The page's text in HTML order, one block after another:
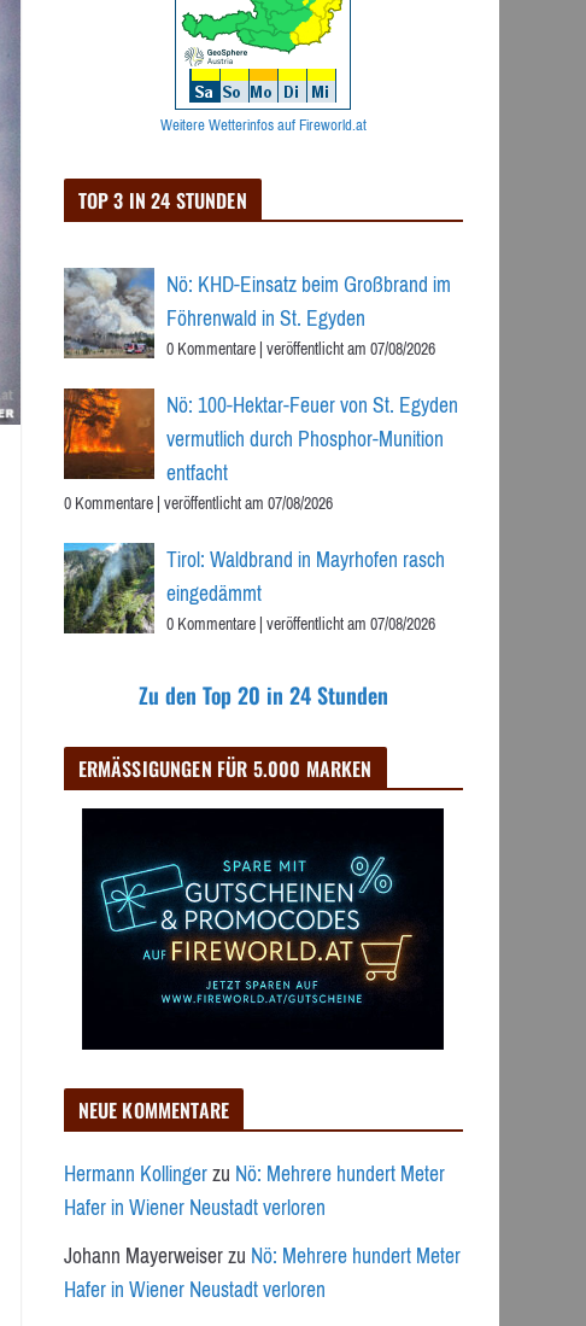
Weitere Wetterinfos auf Fireworld.at
TOP 3 IN 24 STUNDEN
Nö: KHD-Einsatz beim Großbrand im
Föhrenwald in St. Egyden
0 Kommentare|veröffentlicht am 07/08/2026
Nö: 100-Hektar-Feuer von St. Egyden
vermutlich durch Phosphor-Munition
entfacht
0 Kommentare|veröffentlicht am 07/08/2026
Tirol: Waldbrand in Mayrhofen rasch
eingedämmt
0 Kommentare|veröffentlicht am 07/08/2026
Zu den Top 20 in 24 Stunden
ERMÄSSIGUNGEN FÜR 5.000 MARKEN
NEUE KOMMENTARE
Hermann KollingerzuNö: Mehrere hundert Meter
Hafer in Wiener Neustadt verloren
Johann MayerweiserzuNö: Mehrere hundert Meter
Hafer in Wiener Neustadt verloren